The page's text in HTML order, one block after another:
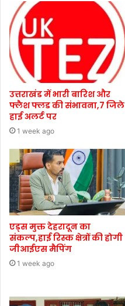
उत्तराखंड में भारी बारिश और
फ्लैश फ्लड की संभावना,7 जिले
हाई अलर्ट पर
1 week ago
एड्स मुक्त देहरादून का
संकल्प,हाई रिस्क क्षेत्रों की होगी
जीआईएस मैपिंग
1 week ago